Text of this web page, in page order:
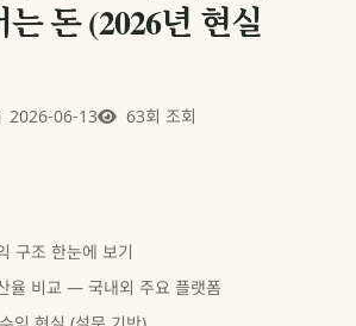
돈 (2026년 현실
2026-06-13 63회 조회
구조 한눈에 보기
율 비교 — 국내외 주요 플랫폼